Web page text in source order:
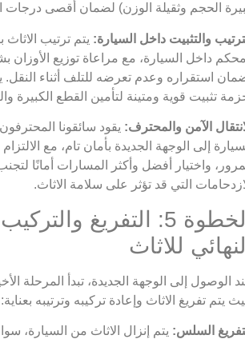
الحجم وثقيلة الوزن) لضمان أقصى درجات
والتثبيت داخل السيارة: يتم ترتيب
داخل السيارة، مع مراعاة توزيع الأوزان
استقراره وعدم تعرضه للتلف أثناء النقل.
تثبيت قوية ومتينة لتأمين القطع الكبيرة
الآمن والمحترف: يقود سائقونا
إلى الوجهة الجديدة بأمان تام، مع
واختيار أفضل وأكثر المسارات أمانًا
التي قد تؤثر على سلامة الاثاث.
الخطوة 5: التفريغ
للاثاث
الوصول إلى الوجهة الجديدة، تبدأ المرحلة
يتم تفريغ الاثاث وإعادة تركيبه وترتيبه بعناية:
السلس: يتم إنزال الاثاث من السيارة،